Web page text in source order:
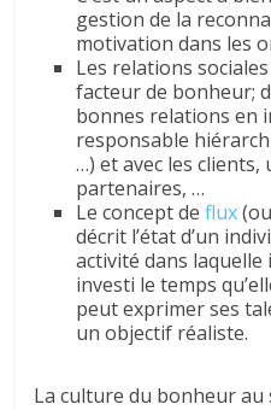
gestion de la
motivation dans les
Les relations
facteur de bonheur;
bonnes relations en
responsable
…) et avec les
partenaires, …
Le concept deflux
décrit l’état d’un
activité dans
investi le temps
peut exprimer ses
un objectif réaliste.
La culture du bonheur au